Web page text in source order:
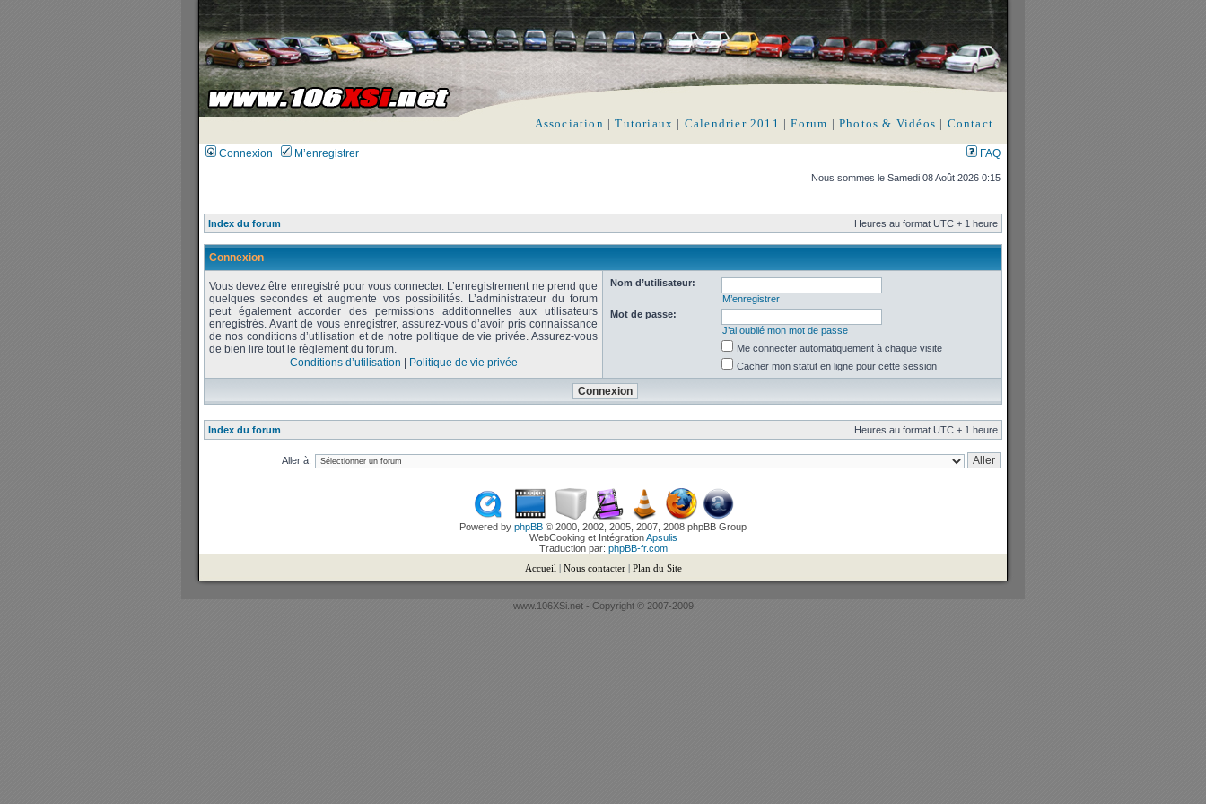
Association |Tutoriaux | Calendrier 2011 |Forum | Photos & Vidéos | Contact
Connexion M’enregistrer FAQ
Nous sommes le Samedi 08 Août 2026 0:15
Index du forum Heures au format UTC + 1 heure
Connexion
Vous devez être enregistré pour vous connecter. L’enregistrement ne prend que
quelques secondes et augmente vos possibilités. L’administrateur du forum
peut également accorder des permissions additionnelles aux utilisateurs
enregistrés. Avant de vous enregistrer, assurez-vous d’avoir pris connaissance
de nos conditions d’utilisation et de notre politique de vie privée. Assurez-vous
de bien lire tout le règlement du forum.
Conditions d’utilisation
Politique de vie privée
Nom d’utilisateur:
M’enregistrer
Mot de passe:
J’ai oublié mon mot de passe
Me connecter automatiquement à chaque visite
Cacher mon statut en ligne pour cette session
Index du forum Heures au format UTC + 1 heure
Aller à:
Powered by phpBB © 2000, 2002, 2005, 2007, 2008 phpBB Group
WebCooking et IntégrationApsulis
Traduction par: phpBB-fr.com
Accueil | Nous contacter| Plan du Site
www.106XSi.net - Copyright © 2007-2009